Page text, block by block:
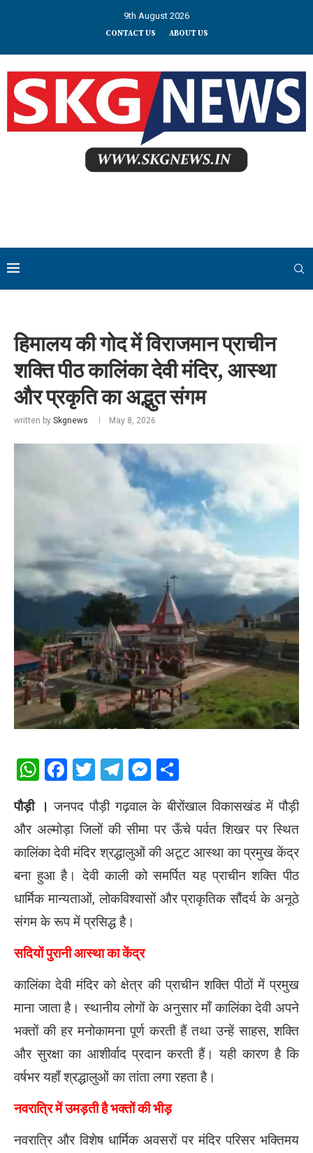
9th August 2026
CONTACT US ABOUT US
हिमालय की गोद में विराजमान प्राचीन
शक्ति पीठ कालिंका देवी मंदिर, आस्था
और प्रकृति का अद्भुत संगम
written by Skgnews May 8, 2026
WhatsApp
Facebook
Twitter
Telegram
Messenger
पौड़ी । जनपद पौड़ी गढ़वाल के बीरोंखाल विकासखंड में पौड़ी
और अल्मोड़ा जिलों की सीमा पर ऊँचे पर्वत शिखर पर स्थित
कालिंका देवी मंदिर श्रद्धालुओं की अटूट आस्था का प्रमुख केंद्र
बना हुआ है। देवी काली को समर्पित यह प्राचीन शक्ति पीठ
धार्मिक मान्यताओं, लोकविश्वासों और प्राकृतिक सौंदर्य के अनूठे
संगम के रूप में प्रसिद्ध है।
सदियों पुरानी आस्था का केंद्र
कालिंका देवी मंदिर को क्षेत्र की प्राचीन शक्ति पीठों में प्रमुख
माना जाता है। स्थानीय लोगों के अनुसार माँ कालिंका देवी अपने
भक्तों की हर मनोकामना पूर्ण करती हैं तथा उन्हें साहस, शक्ति
और सुरक्षा का आशीर्वाद प्रदान करती हैं। यही कारण है कि
वर्षभर यहाँ श्रद्धालुओं का तांता लगा रहता है।
नवरात्रि में उमड़ती है भक्तों की भीड़
नवरात्रि और विशेष धार्मिक अवसरों पर मंदिर परिसर भक्तिमय